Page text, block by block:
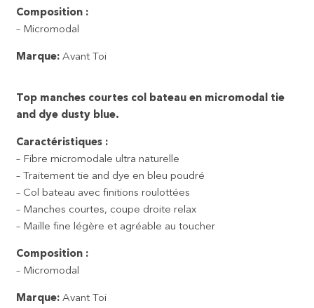
Composition :
– Micromodal
Marque: Avant Toi
Top manches courtes col bateau en micromodal tie
and dye dusty blue.
Caractéristiques :
– Fibre micromodale ultra naturelle
– Traitement tie and dye en bleu poudré
– Col bateau avec finitions roulottées
– Manches courtes, coupe droite relax
– Maille fine légère et agréable au toucher
Composition :
– Micromodal
Marque: Avant Toi